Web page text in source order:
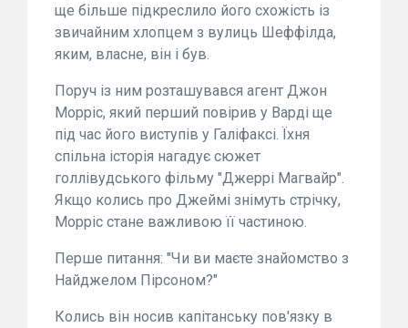
ще більше підкреслило його схожість із
звичайним хлопцем з вулиць Шеффілда,
яким, власне, він і був.
Поруч із ним розташувався агент Джон
Морріс, який перший повірив у Варді ще
під час його виступів у Галіфаксі. Їхня
спільна історія нагадує сюжет
голлівудського фільму "Джеррі Магвайр".
Якщо колись про Джеймі знімуть стрічку,
Морріс стане важливою її частиною.
Перше питання: "Чи ви маєте знайомство з
Найджелом Пірсоном?"
Колись він носив капітанську пов'язку в